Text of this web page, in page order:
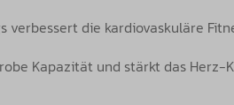
verbessert die kardiovaskuläre
Kapazität und stärkt das Herz-